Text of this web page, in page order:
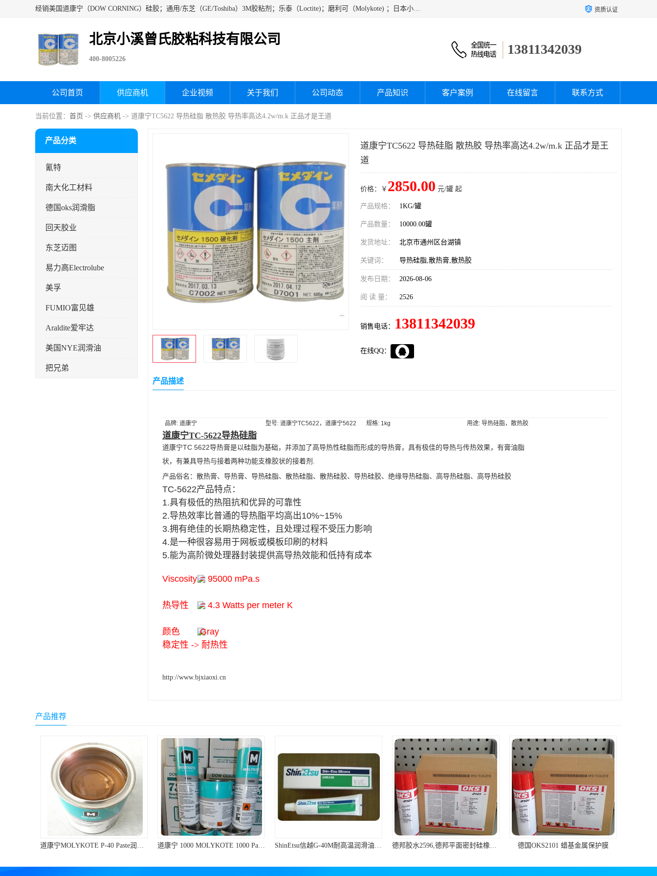
经销美国道康宁（DOW CORNING）硅胶；通用/东芝（GE/Toshiba）3M胶粘剂；乐泰（Loctite)；磨利可（Molykote) ；日本小西（KONISHI）硅胶；施敏打硬,硅胶；信越 产品；关东化成防潮披腹胶 ；三键；索尼；韩国Diabond，等各种电子电机电器进口硅胶产品、硅脂、硅油，经销美国道康宁（DOW CORNING）硅胶等 资质认证
北京小溪曾氏胶粘科技有限公司
400-8005226
13811342039
公司首页 供应商机 企业视频 关于我们 公司动态 产品知识 客户案例 在线留言 联系方式
当前位置： 首页 -> 供应商机 -> 道康宁TC5622 导热硅脂 散热胶 导热率高达4.2w/m.k 正品才是王道
产品分类
氰特
南大化工材料
德国oks润滑脂
回天胶业
东芝迈图
易力高Electrolube
美孚
FUMIO富见雄
Araldite爱牢达
美国NYE润滑油
把兄弟
日本AUTO化工
野川化学
harves哈维斯
3M胶带
美国氰特CTTEC
Sankol(岸本)
乐泰 Loctite
道康宁TC5622 导热硅脂 散热胶 导热率高达4.2w/m.k 正品才是王
道
价格：￥ 2850.00 元/罐 起
产品规格： 1KG/罐
产品数量： 10000.00罐
发货地址： 北京市通州区台湖镇
关键词： 导热硅脂,散热膏,散热胶
发布日期： 2026-08-06
阅 读 量： 2526
销售电话： 13811342039
在线QQ：
产品描述
品牌: 道康宁 型号: 道康宁TC5622，道康宁5622 规格: 1kg 用途: 导热硅脂，散热胶
道康宁TC-5622导热硅脂
道康宁TC 5622导热膏是以硅脂为基础，并添加了高导热性硅脂而形成的导热膏，具有极佳的导热与传热效果，有膏油脂
状，有兼具导热与接着两种功能支橡胶状的接着剂.
产品俗名：散热膏、导热膏、导热硅脂、散热硅脂、散热硅胶、导热硅胶、绝缘导热硅脂、高导热硅脂、高导热硅胶
TC-5622产品特点：
1.具有极低的热阻抗和优异的可靠性
2.导热效率比普通的导热脂平均高出10%~15%
3.拥有绝佳的长期热稳定性，且处理过程不受压力影响
4.是一种很容易用于网板或模板印刷的材料
5.能为高阶微处理器封装提供高导热效能和低持有成本
Viscosity = 95000 mPa.s
热导性 = 4.3 Watts per meter K
颜色
Gray
稳定性 -> 耐热性
http://www.bjxiaoxi.cn
产品推荐
道康宁MOLYKOTE P-40 Paste润滑脂棕色不含金属滑动轴承润滑油膏 道康宁 1000 MOLYKOTE 1000 Paste 螺纹防卡剂 道康宁防卡剂 ShinEtsu信越G-40M耐高温润滑油硅脂油脂 德邦胶水2596,德邦平面密封硅橡胶85G/管 310ml/支 德国OKS2101 蜡基金属保护膜